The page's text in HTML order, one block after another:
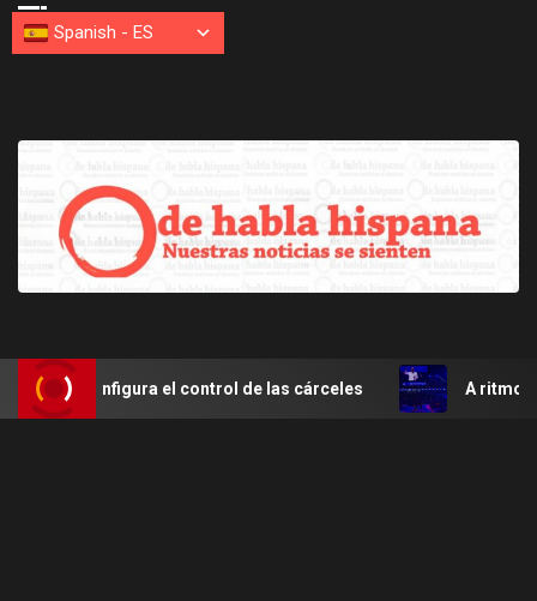
el control de las cárceles A ritmo de
Spanish - ES